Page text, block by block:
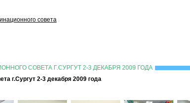
совета
СОВЕТА Г.СУРГУТ 2-3 ДЕКАБРЯ 2009 ГОДА
г.Сургут 2-3 декабря 2009 года